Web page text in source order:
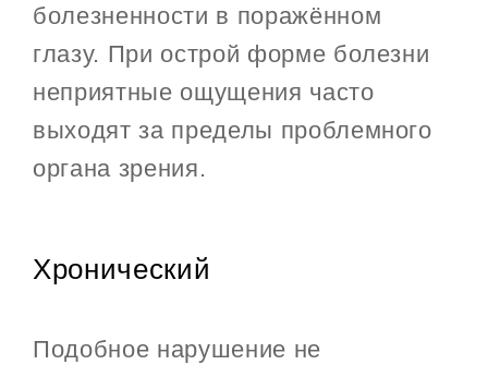
болезненности в поражённом
глазу. При острой форме болезни
неприятные ощущения часто
выходят за пределы проблемного
органа зрения.
Хронический
Подобное нарушение не